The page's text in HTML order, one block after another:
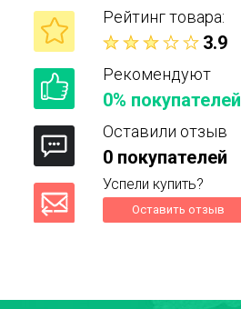
Рейтинг товара:
3.9
Рекомендуют
0% покупателей
Оставили отзыв
0 покупателей
Успели купить?
Оставить отзыв